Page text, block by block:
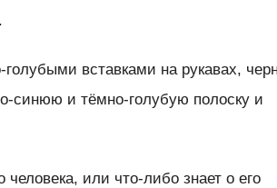
вставками на рукавах,
синюю и тёмно-голубую полоску и
или что-либо знает о его